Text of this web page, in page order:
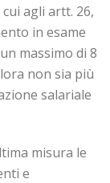
agli artt. 26,
in esame
massimo di 8
non sia più
salariale
misura le
e